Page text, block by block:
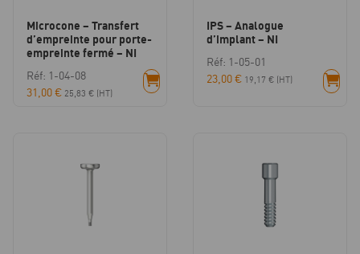
Microcone – Transfert
d’empreinte pour porte-
empreinte fermé – NI
Réf: 1-04-08
31,00€ 25,83 € (HT)
IPS – Analogue
d’implant – NI
Réf: 1-05-01
23,00€ 19,17 € (HT)